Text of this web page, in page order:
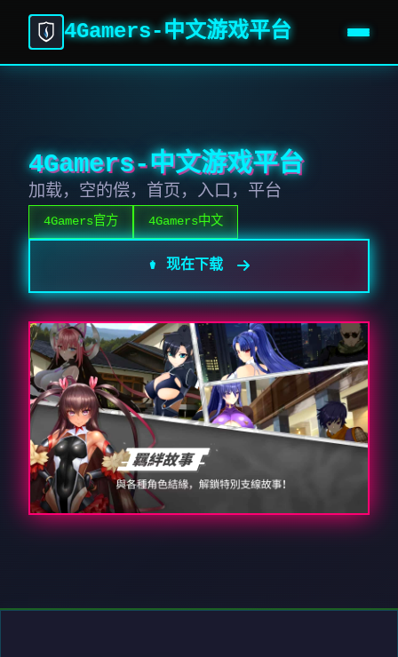
4Gamers-中文游戏平台
4Gamers-中文游戏平台
加载，空的偿，首页，入口，平台
4Gamers官方 4Gamers中文
⚱️ 现在下载